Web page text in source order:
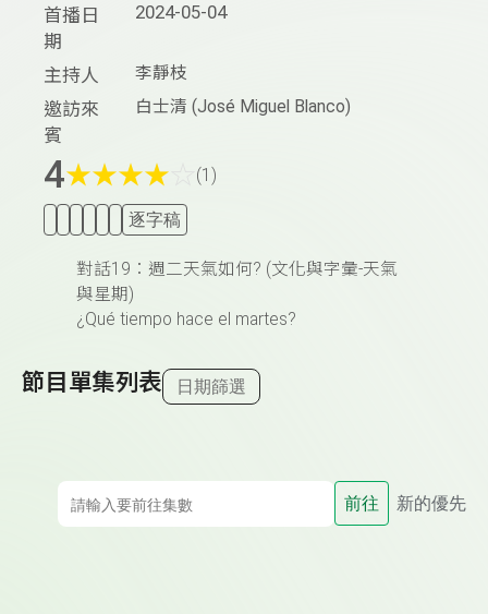
首播日
期
2024-05-04
主持人 李靜枝
邀訪來
賓
白士清 (José Miguel Blanco)
4★★★★ (1)
逐字稿
對話19：週二天氣如何? (文化與字彙-天氣
與星期)
¿Qué tiempo hace el martes?
節目單集列表 日期篩選
前往 新的優先